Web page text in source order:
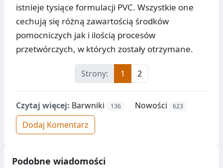
istnieje tysiące formulacji PVC. Wszystkie one
cechują się różną zawartością środków
pomocniczych jak i ilością procesów
przetwórczych, w których zostały otrzymane.
Strony: 1 2
Czytaj więcej: Barwniki 136 Nowości 623
Dodaj Komentarz
Podobne wiadomości